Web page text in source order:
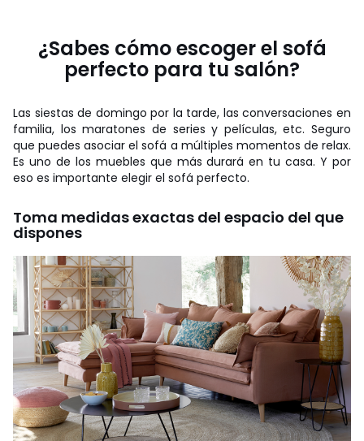
¿Sabes cómo escoger el sofá
perfecto para tu salón?
Las siestas de domingo por la tarde, las conversaciones en
familia, los maratones de series y películas, etc. Seguro
que puedes asociar el sofá a múltiples momentos de relax.
Es uno de los muebles que más durará en tu casa. Y por
eso es importante elegir el sofá perfecto.
Toma medidas exactas del espacio del que
dispones